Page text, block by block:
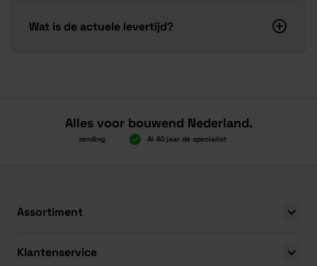
Wat is de actuele levertijd?
Alles voor bouwend Nederland.
2.000 gratis verzending Al 40 jaar dé specialist
Assortiment
Klantenservice